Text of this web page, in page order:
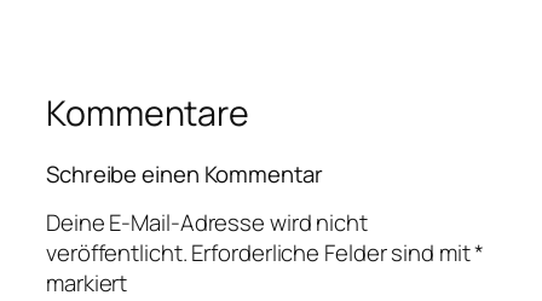
Kommentare
Schreibe einen Kommentar
Deine E-Mail-Adresse wird nicht
veröffentlicht.Erforderliche Felder sind mit*
markiert